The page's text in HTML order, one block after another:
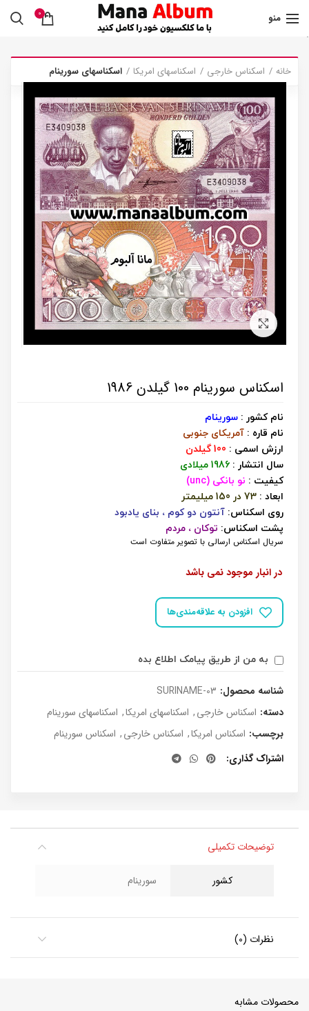
منو 0
.
خانه اسکناس خارجی اسکناسهای امریکا اسکناسهای سورینام
برای بزرگنمایی کلیک کنید
اسکناس سورینام 100 گیلدن 1986
نام کشور : سورینام
نام قاره : آمریکای جنوبی
ارزش اسمی : 100 گیلدن
سال انتشار : 1986 میلادی
کیفیت : نو بانکی (unc)
ابعاد : 73 در 150 میلیمتر
روی اسکناس: آنتون دو کوم ، بنای یادبود
پشت اسکناس: توکان ، مردم
سریال اسکناس ارسالی با تصویر متفاوت است
در انبار موجود نمی باشد
افزودن به علاقه‌مندی‌ها
به من از طریق پیامک اطلاع بده
شناسه محصول: SURINAME-03
دسته: اسکناس خارجی, اسکناسهای امریکا, اسکناسهای سورینام
برچسب: اسکناس امریکا, اسکناس خارجی, اسکناس سورینام
اشتراک گذاری
توضیحات تکمیلی
کشور سورینام
نظرات (0)
محصولات مشابه